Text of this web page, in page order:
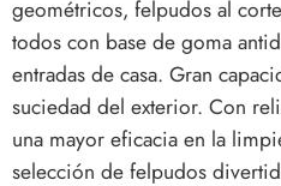
geométricos, felpudos al
todos con base de goma
entradas de casa. Gran
suciedad del exterior. Con
una mayor eficacia en la
selección de felpudos